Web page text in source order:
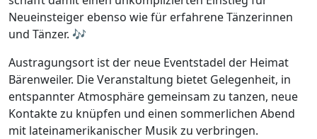
Neueinsteiger ebenso wie für erfahrene Tänzerinnen
und Tänzer. 🎶
Austragungsort ist der neue Eventstadel der Heimat
Bärenweiler. Die Veranstaltung bietet Gelegenheit, in
entspannter Atmosphäre gemeinsam zu tanzen, neue
Kontakte zu knüpfen und einen sommerlichen Abend
mit lateinamerikanischer Musik zu verbringen.